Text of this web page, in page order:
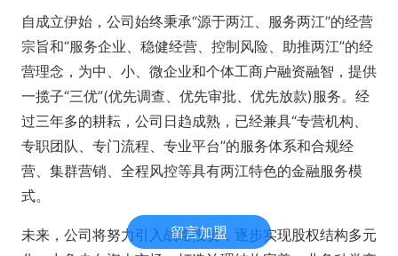
自成立伊始，公司始终秉承“源于两江、服务两江”的经营
宗旨和“服务企业、稳健经营、控制风险、助推两江”的经
营理念，为中、小、微企业和个体工商户融资融智，提供
一揽子“三优”(优先调查、优先审批、优先放款)服务。经
过三年多的耕耘，公司日趋成熟，已经兼具“专营机构、
专职团队、专门流程、专业平台”的服务体系和合规经
营、集群营销、全程风控等具有两江特色的金融服务模
式。
未来，公司将努力引入战略投资，逐步实现股权结构多元
留言加盟